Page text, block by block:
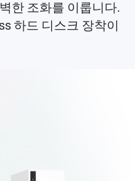
한 조화를 이룹니다.
하드 디스크 장착이